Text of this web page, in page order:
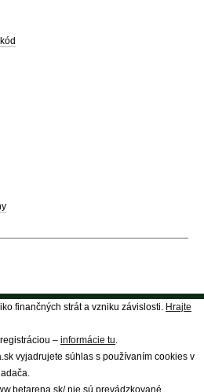
finančných strát a vzniku závislosti. Hrajte
– informácie tu
vyjadrujete súhlas s používaním cookies v
nie sú prevádzkované